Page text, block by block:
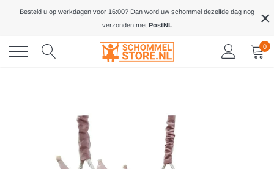
inhoud
Besteld u op werkdagen voor 16:00? Dan word uw schommel dezelfde dag nog
verzonden met PostNL ×
0